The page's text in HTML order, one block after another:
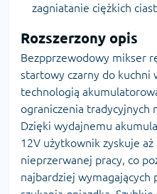
zagniatanie ciężkich ciast
Rozszerzony opis
Bezpprzewodowy mikser
startowy czarny do kuchni
technologią
ograniczenia tradycyjnych
Dzięki wydajnemu
12V użytkownik zyskuje
nieprzerwanej pracy, co
najbardziej wymagających